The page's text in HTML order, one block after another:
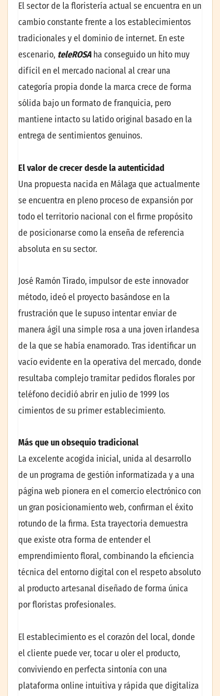
El sector de la floristería actual se encuentra en un
cambio constante frente a los establecimientos
tradicionales y el dominio de internet. En este
escenario, teleROSA ha conseguido un hito muy
difícil en el mercado nacional al crear una
categoría propia donde la marca crece de forma
sólida bajo un formato de franquicia, pero
mantiene intacto su latido original basado en la
entrega de sentimientos genuinos.
El valor de crecer desde la autenticidad
Una propuesta nacida en Málaga que actualmente
se encuentra en pleno proceso de expansión por
todo el territorio nacional con el firme propósito
de posicionarse como la enseña de referencia
absoluta en su sector.
José Ramón Tirado, impulsor de este innovador
método, ideó el proyecto basándose en la
frustración que le supuso intentar enviar de
manera ágil una simple rosa a una joven irlandesa
de la que se había enamorado. Tras identificar un
vacío evidente en la operativa del mercado, donde
resultaba complejo tramitar pedidos florales por
teléfono decidió abrir en julio de 1999 los
cimientos de su primer establecimiento.
Más que un obsequio tradicional
La excelente acogida inicial, unida al desarrollo
de un programa de gestión informatizada y a una
página web pionera en el comercio electrónico con
un gran posicionamiento web, confirman el éxito
rotundo de la firma. Esta trayectoria demuestra
que existe otra forma de entender el
emprendimiento floral, combinando la eficiencia
técnica del entorno digital con el respeto absoluto
al producto artesanal diseñado de forma única
por floristas profesionales.
El establecimiento es el corazón del local, donde
el cliente puede ver, tocar u oler el producto,
conviviendo en perfecta sintonía con una
plataforma online intuitiva y rápida que digitaliza